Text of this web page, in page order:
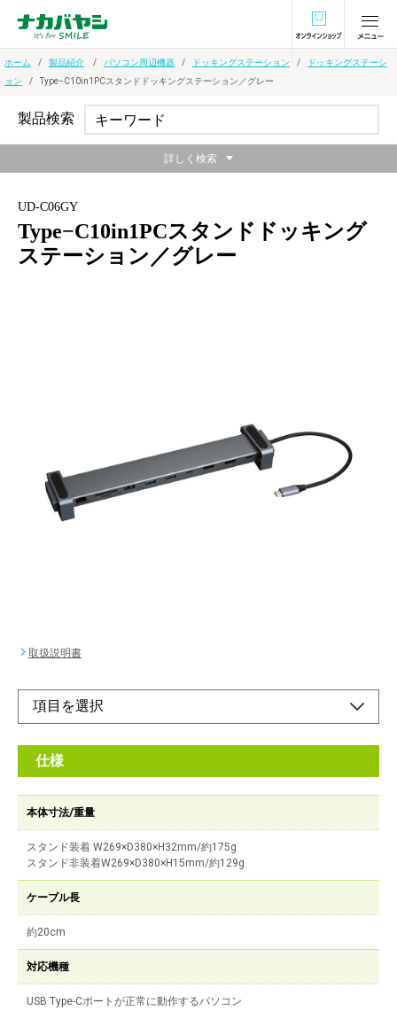
オンラインショ
ホーム 製品紹介 パソコン周辺機器 ドッキングステーション
ドッキングステーシ
ョン
Type−C10in1PCスタンドドッキングステーション／グレー
UD-C06GY
Type−C10in1PCスタンドドッキング
ステーション／グレー
PD対応 Type-C 10in1PCスタンド
ドッキングステーション グレー
メーカー希望小売価格：
¥21,150+ 税
取扱説明書
仕様
本体寸法/重量
スタンド装着 W269×D380×H32mm/約175g
スタンド非装着W269×D380×H15mm/約129g
ケーブル長
約20cm
対応機種
USB Type-Cポートが正常に動作するパソコン
製品検索
詳しく検索